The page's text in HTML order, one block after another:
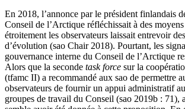
En 2018, l’annonce par le président finlandais
Conseil de l’Arctique réfléchissait à des
étroitement les observateurs laissait entrevoir
d’évolution (sao Chair 2018). Pourtant, les
gouvernance interne du Conseil de l’Arctique
Alors que la seconde task force sur la
(tfamc II) a recommandé aux sao de permettre
observateurs de fournir un appui administratif
groupes de travail du Conseil (sao 2019b : 71),